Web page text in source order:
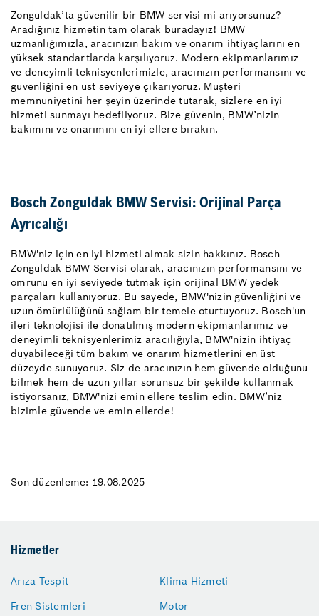
Zonguldak’ta güvenilir bir BMW servisi mi arıyorsunuz?
Aradığınız hizmetin tam olarak buradayız! BMW
uzmanlığımızla, aracınızın bakım ve onarım ihtiyaçlarını en
yüksek standartlarda karşılıyoruz. Modern ekipmanlarımız
ve deneyimli teknisyenlerimizle, aracınızın performansını ve
güvenliğini en üst seviyeye çıkarıyoruz. Müşteri
memnuniyetini her şeyin üzerinde tutarak, sizlere en iyi
hizmeti sunmayı hedefliyoruz. Bize güvenin, BMW’nizin
bakımını ve onarımını en iyi ellere bırakın.
Bosch Zonguldak BMW Servisi: Orijinal Parça
Ayrıcalığı
BMW'niz için en iyi hizmeti almak sizin hakkınız. Bosch
Zonguldak BMW Servisi olarak, aracınızın performansını ve
ömrünü en iyi seviyede tutmak için orijinal BMW yedek
parçaları kullanıyoruz. Bu sayede, BMW'nizin güvenliğini ve
uzun ömürlülüğünü sağlam bir temele oturtuyoruz. Bosch'un
ileri teknolojisi ile donatılmış modern ekipmanlarımız ve
deneyimli teknisyenlerimiz aracılığıyla, BMW'nizin ihtiyaç
duyabileceği tüm bakım ve onarım hizmetlerini en üst
düzeyde sunuyoruz. Siz de aracınızın hem güvende olduğunu
bilmek hem de uzun yıllar sorunsuz bir şekilde kullanmak
istiyorsanız, BMW'nizi emin ellere teslim edin. BMW’niz
bizimle güvende ve emin ellerde!
Son düzenleme: 19.08.2025
Hizmetler
Arıza Tespit
Fren Sistemleri
Klima Hizmeti
Motor